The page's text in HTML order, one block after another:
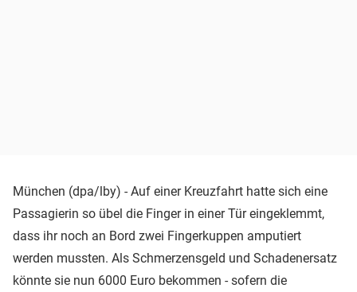
München (dpa/lby) - Auf einer Kreuzfahrt hatte sich eine
Passagierin so übel die Finger in einer Tür eingeklemmt,
dass ihr noch an Bord zwei Fingerkuppen amputiert
werden mussten. Als Schmerzensgeld und Schadenersatz
könnte sie nun 6000 Euro bekommen - sofern die